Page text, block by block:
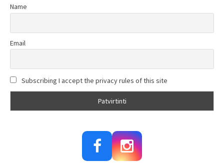
Name
Email
Subscribing I accept the privacy rules of this site